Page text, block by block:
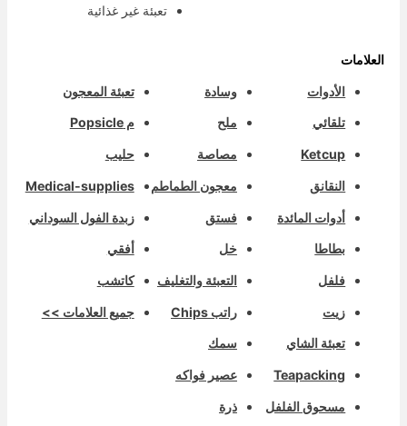
تعبئة غير غذائية
العلامات
الأدوات
تلقائي
Ketcup
النقانق
أدوات المائدة
بطاطا
فلفل
زيت
تعبئة الشاي
Teapacking
مسحوق الفلفل
وسادة
ملح
مصاصة
معجون الطماطم
فستق
خل
التعبئة والتغليف
راتب Chips
سمك
عصير فواكه
ذرة
تعبئة المعجون
م Popsicle
حليب
Medical-supplies
زبدة الفول السوداني
أفقي
كاتشب
جميع العلامات >>